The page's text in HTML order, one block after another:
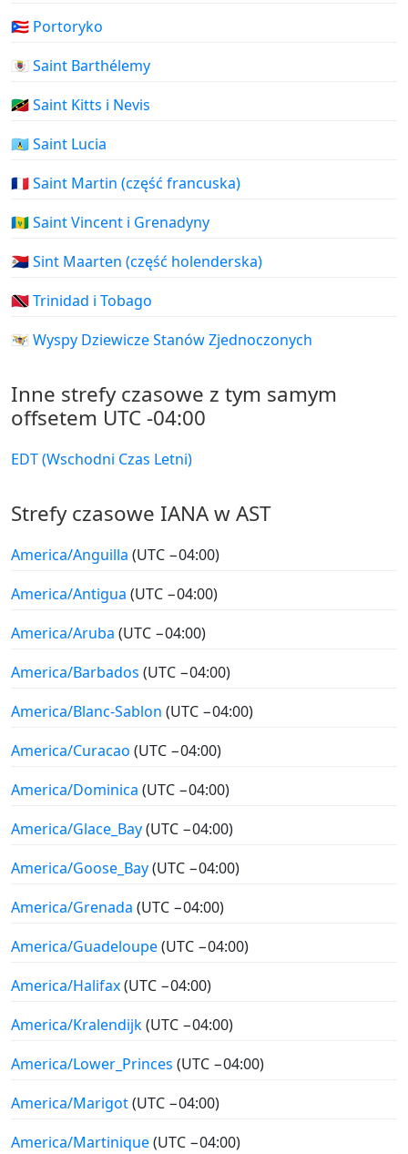
🇵🇷 Portoryko
🇧🇱 Saint Barthélemy
🇰🇳 Saint Kitts i Nevis
🇱🇨 Saint Lucia
🇲🇫 Saint Martin (część francuska)
🇻🇨 Saint Vincent i Grenadyny
🇸🇽 Sint Maarten (część holenderska)
🇹🇹 Trinidad i Tobago
🇻🇮 Wyspy Dziewicze Stanów Zjednoczonych
Inne strefy czasowe z tym samym
offsetem UTC -04:00
EDT (Wschodni Czas Letni)
Strefy czasowe IANA w AST
America/Anguilla (UTC −04:00)
America/Antigua (UTC −04:00)
America/Aruba (UTC −04:00)
America/Barbados (UTC −04:00)
America/Blanc-Sablon (UTC −04:00)
America/Curacao (UTC −04:00)
America/Dominica (UTC −04:00)
America/Glace_Bay(UTC −04:00)
America/Goose_Bay(UTC −04:00)
America/Grenada (UTC −04:00)
America/Guadeloupe(UTC −04:00)
America/Halifax(UTC −04:00)
America/Kralendijk(UTC −04:00)
America/Lower_Princes (UTC −04:00)
America/Marigot(UTC −04:00)
America/Martinique(UTC −04:00)